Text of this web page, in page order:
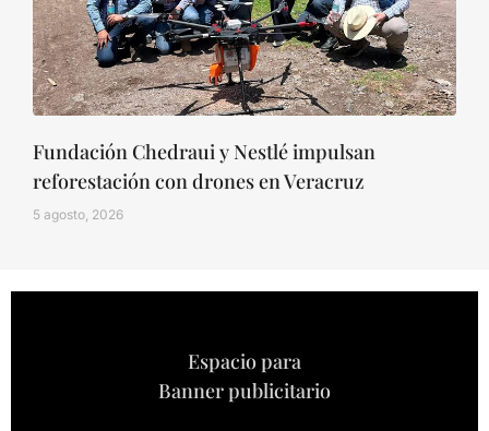
Fundación Chedraui y Nestlé impulsan
reforestación con drones en Veracruz
5 agosto, 2026
Espacio para
Banner publicitario